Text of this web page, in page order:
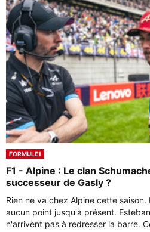
FORMULE1
F1 - Alpine : Le clan
successeur de Gasly ?
Rien ne va chez Alpine cette
aucun point jusqu'à présent.
n'arrivent pas à redresser la barre.